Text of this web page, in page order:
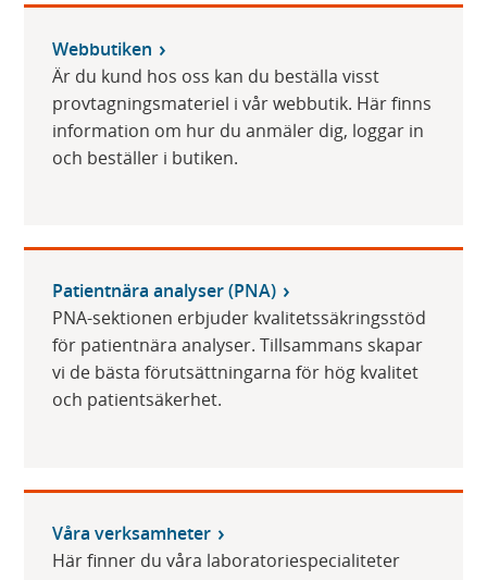
Webbutiken
Är du kund hos oss kan du beställa visst
provtagningsmateriel i vår webbutik. Här finns
information om hur du anmäler dig, loggar in
och beställer i butiken.
Patientnära analyser (PNA)
PNA-sektionen erbjuder kvalitetssäkringsstöd
för patientnära analyser. Tillsammans skapar
vi de bästa förutsättningarna för hög kvalitet
och patientsäkerhet.
Våra verksamheter
Här finner du våra laboratoriespecialiteter